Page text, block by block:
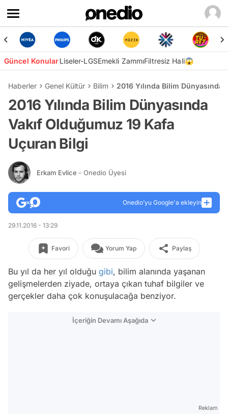
Güncel KonularLiseler-LGSEmekli ZammıFiltresiz Hali😱
Haberler Genel Kültür Bilim 2016 Yılında Bilim
2016 Yılında Bilim Dünyasında
Vakıf Olduğumuz 19 Kafa
Uçuran Bilgi
Erkam Evlice - Onedio Üyesi
Onedio’yu Google'a ekleyin
29.11.2016 - 13:29
Favori Yorum Yap Paylaş
Bu yıl da her yıl olduğu gibi, bilim alanında yaşanan
gelişmelerden ziyade, ortaya çıkan tuhaf bilgiler ve
gerçekler daha çok konuşulacağa benziyor.
İçeriğin Devamı Aşağıda
Reklam